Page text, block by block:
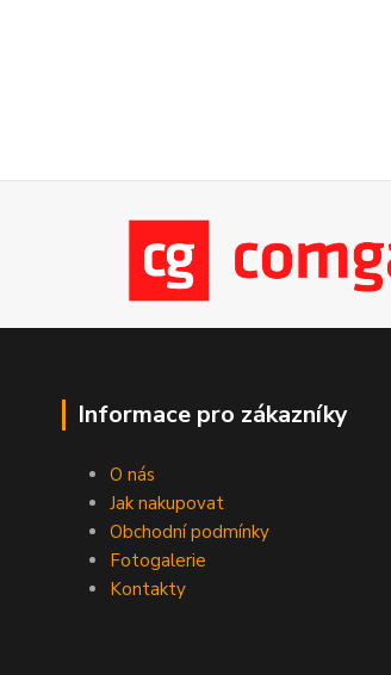
Informace pro zákazníky
O nás
Jak nakupovat
Obchodní podmínky
Fotogalerie
Kontakty